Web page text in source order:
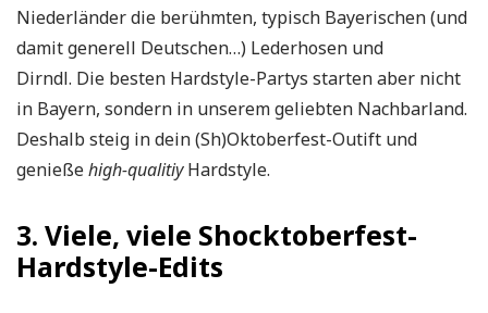
Niederländer die berühmten, typisch Bayerischen (und
damit generell Deutschen…) Lederhosen und
Dirndl. Die besten Hardstyle-Partys starten aber nicht
in Bayern, sondern in unserem geliebten Nachbarland.
Deshalb steig in dein (Sh)Oktoberfest-Outift und
genießehigh-qualitiyHardstyle.
3. Viele, viele Shocktoberfest-
Hardstyle-Edits